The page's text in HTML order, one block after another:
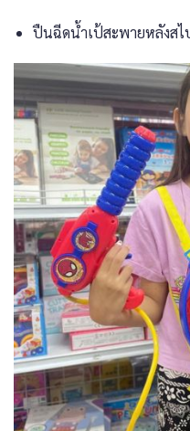
ปืนฉีดน้ำเป้สะพายหลังส